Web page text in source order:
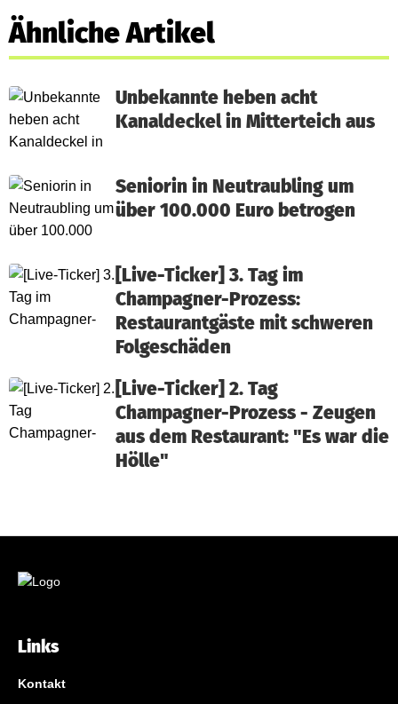
Ähnliche Artikel
Unbekannte heben acht
Kanaldeckel in Mitterteich aus
Seniorin in Neutraubling um
über 100.000 Euro betrogen
[Live-Ticker] 3. Tag im
Champagner-Prozess:
Restaurantgäste mit schweren
Folgeschäden
[Live-Ticker] 2. Tag
Champagner-Prozess - Zeugen
aus dem Restaurant: "Es war die
Hölle"
Links
Kontakt